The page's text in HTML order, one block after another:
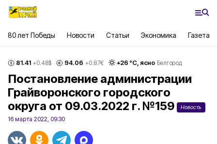
80 лет Победы Новости Статьи Экономика Газета
81.41 +0.48$ 94.06 +0.87€ +26 °С, ясно Белгород
Постановление администрации
Грайворонского городского
округа от 09.03.2022 г. №159
Новость
16 марта 2022, 09:30